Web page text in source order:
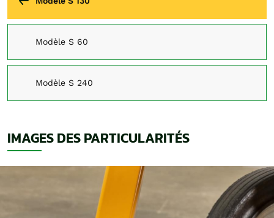
Modèle S 60
Modèle S 240
IMAGES DES PARTICULARITÉS